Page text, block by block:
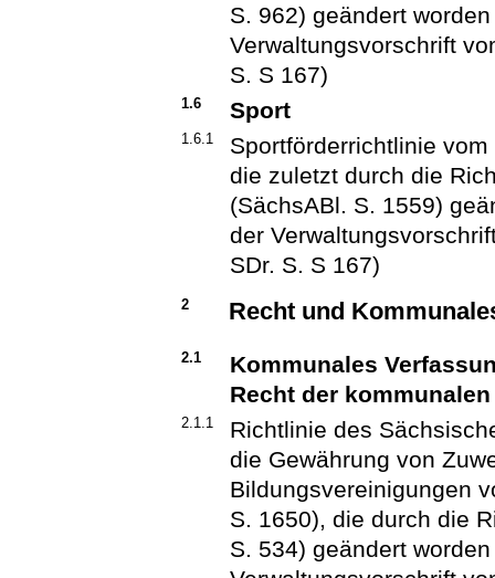
S. 962) geändert
Verwaltungsvorschrift
S. S 167)
1.6 Sport
1.6.1
Sportförderrichtlinie
die zuletzt durch die
(SächsABl. S. 1559)
der
SDr. S. S 167)
2 Recht und
2.1
Kommunales
Recht der
2.1.1
Richtlinie des
die Gewährung von
Bildungsvereinigungen
S. 1650), die durch die
S. 534) geändert